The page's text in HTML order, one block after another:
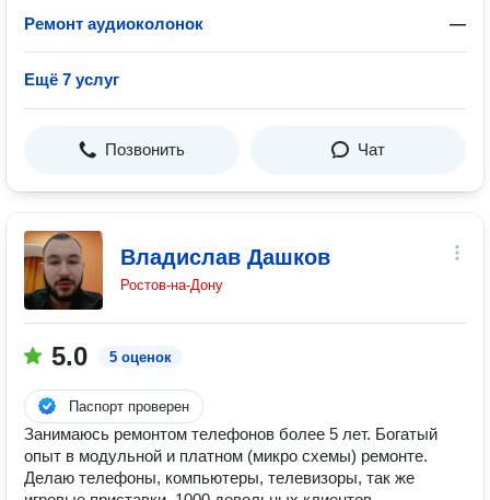
Ремонт аудиоколонок —
Ещё 7 услуг
Позвонить Чат
Владислав Дашков
Ростов-на-Дону
5.0 5 оценок
Паспорт проверен
Занимаюсь ремонтом телефонов более 5 лет. Богатый
опыт в модульной и платном (микро схемы) ремонте.
Делаю телефоны, компьютеры, телевизоры, так же